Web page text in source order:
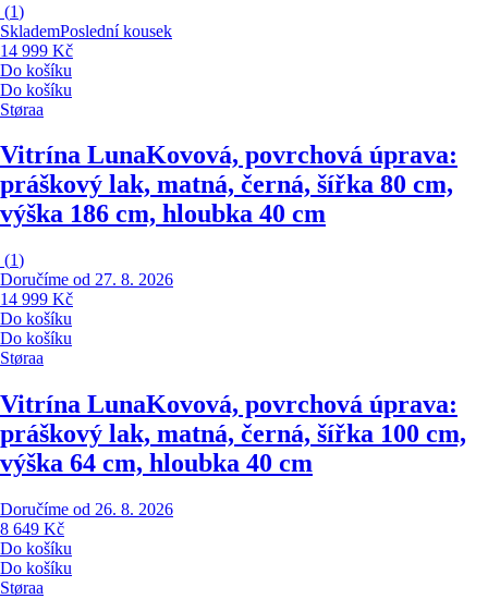
(1)
SklademPoslední kousek
14 999 Kč
Do košíku
Do košíku
Støraa
Vitrína LunaKovová, povrchová úprava:
práškový lak, matná, černá, šířka 80 cm,
výška 186 cm, hloubka 40 cm
(1)
Doručíme od 27. 8. 2026
14 999 Kč
Do košíku
Do košíku
Støraa
Vitrína LunaKovová, povrchová úprava:
práškový lak, matná, černá, šířka 100 cm,
výška 64 cm, hloubka 40 cm
Doručíme od 26. 8. 2026
8 649 Kč
Do košíku
Do košíku
Støraa